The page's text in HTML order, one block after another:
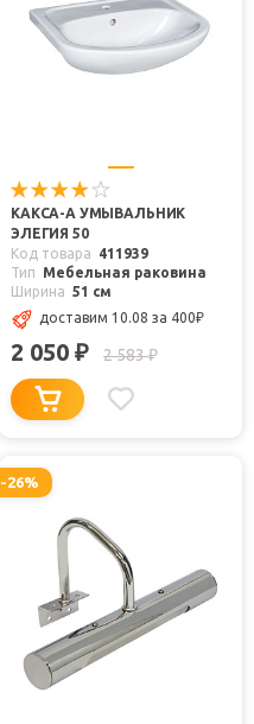
КАКСА-А УМЫВАЛЬНИК
ЭЛЕГИЯ 50
Код товара
411939
Тип
Мебельная раковина
Ширина 51 см
доставим 10.08 за 400₽
2 050 ₽ 2 583₽
-26%